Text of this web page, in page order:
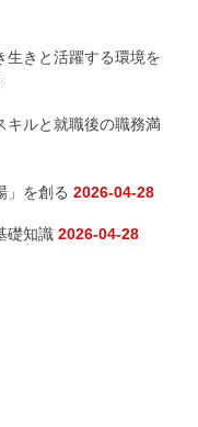
生きと活躍する環境を
キルと就職後の職務満
」を創る 2026-04-28
礎知識 2026-04-28